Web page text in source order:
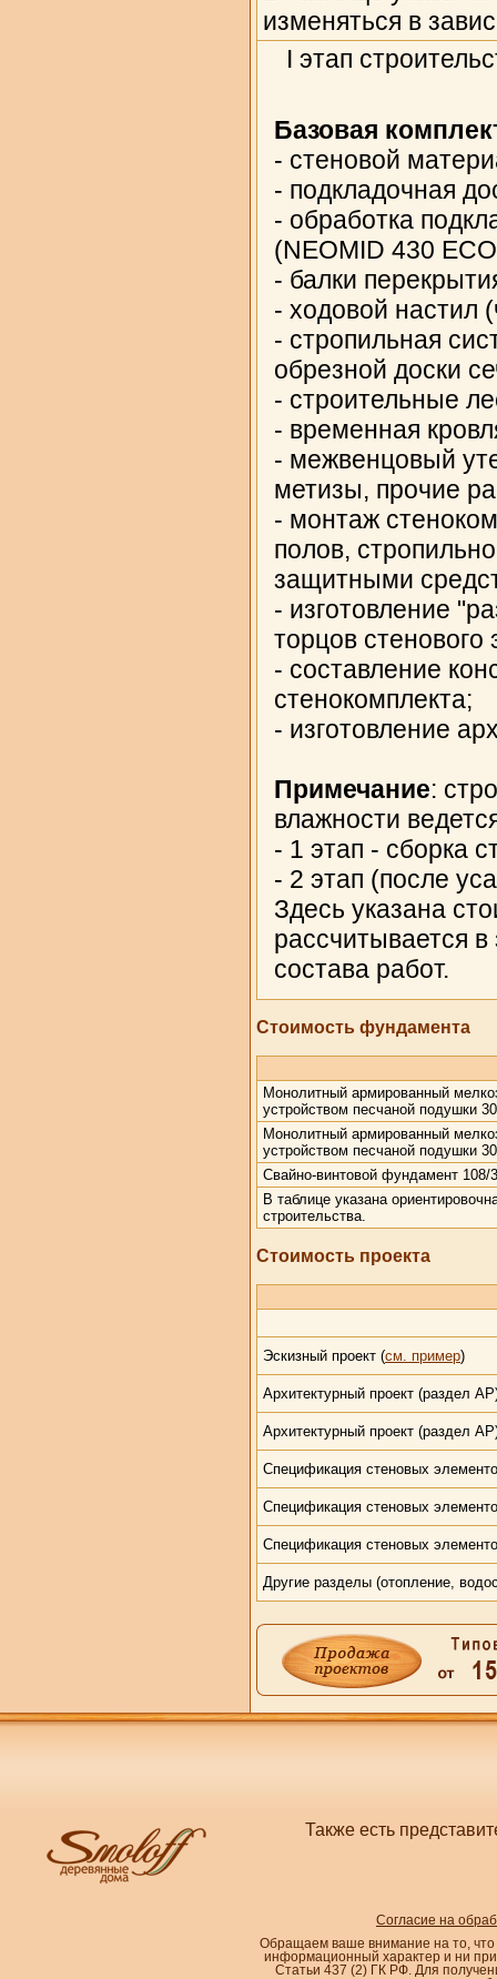
изменяться в
I этап
Базовая
- стеновой
- подкладочная
- обработка
(NEOMID 430
- балки
- ходовой настил
- стропильная
обрезной доски
- строительные
- временная
- межвенцовый
метизы, прочие
- монтаж
полов,
защитными
- изготовление
торцов стенового
- составление
стенокомплекта;
- изготовление
Примечание:
влажности
- 1 этап - сборка
- 2 этап (после
Здесь указана
рассчитывается
состава работ.
Стоимость фундамента
Монолитный армированный
устройством песчаной подушки
Монолитный армированный
устройством песчаной подушки
Свайно-винтовой фундамент
В таблице указана
строительства.
Стоимость проекта
Эскизный проект (см. пример)
Архитектурный проект (раздел
Архитектурный проект (раздел
Спецификация стеновых
Спецификация стеновых
Спецификация стеновых
Другие разделы (отопление,
Также есть
Согласие на
Обращаем ваше внимание на то, что
информационный характер и ни
Статьи 437 (2) ГК РФ. Для